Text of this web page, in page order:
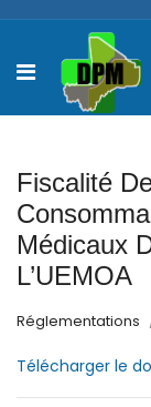
Fiscalité
Médicaux
L’UEMOA
Réglementations
Télécharger le